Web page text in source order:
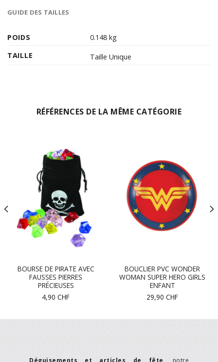
GUIDE DES TAILLES
POIDS
0.148 kg
TAILLE
Taille Unique
RÉFÉRENCES DE LA MÊME CATÉGORIE
BOURSE DE PIRATE AVEC
FAUSSES PIERRES
PRÉCIEUSES
4,90 CHF
BOUCLIER PVC WONDER
WOMAN SUPER HERO GIRLS
ENFANT
29,90 CHF
Déguisements et articles de fête , notre